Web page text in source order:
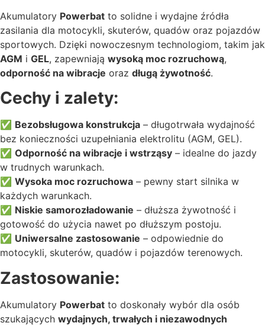
Akumulatory Powerbat to solidne i wydajne źródła
zasilania dla motocykli, skuterów, quadów oraz pojazdów
sportowych. Dzięki nowoczesnym technologiom, takim jak
AGM i GEL, zapewniają wysoką moc rozruchową,
odporność na wibracje oraz długą żywotność.
Cechy i zalety:
✅ Bezobsługowa konstrukcja – długotrwała wydajność
bez konieczności uzupełniania elektrolitu (AGM, GEL).
✅ Odporność na wibracje i wstrząsy – idealne do jazdy
w trudnych warunkach.
✅ Wysoka moc rozruchowa – pewny start silnika w
każdych warunkach.
✅ Niskie samorozładowanie – dłuższa żywotność i
gotowość do użycia nawet po dłuższym postoju.
✅ Uniwersalne zastosowanie – odpowiednie do
motocykli, skuterów, quadów i pojazdów terenowych.
Zastosowanie:
Akumulatory Powerbat to doskonały wybór dla osób
szukających wydajnych, trwałych i niezawodnych